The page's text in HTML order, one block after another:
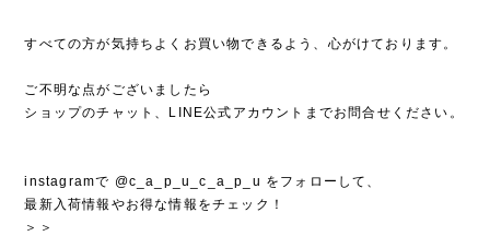
すべての方が気持ちよくお買い物できるよう、心がけております。
ご不明な点がございましたら
ショップのチャット、LINE公式アカウントまでお問合せください。
instagramで @c_a_p_u_c_a_p_u をフォローして、
最新入荷情報やお得な情報をチェック！
＞＞